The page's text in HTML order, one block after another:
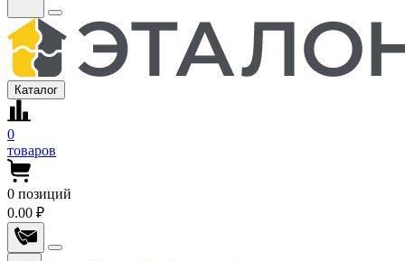
Каталог
0
товаров
0 позиций
0.00 ₽